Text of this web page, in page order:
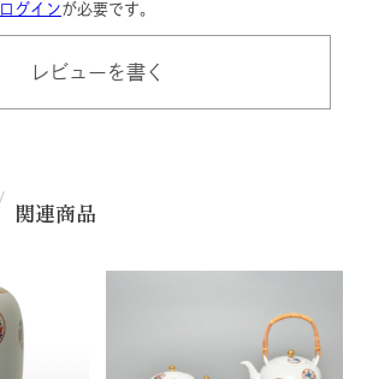
ログインが必要です。
レビューを書く
関連商品